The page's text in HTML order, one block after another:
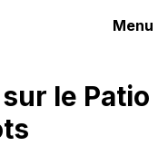
Menu
le Patio